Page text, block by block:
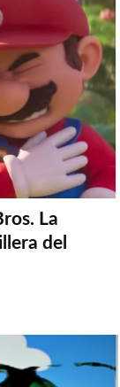
La
del